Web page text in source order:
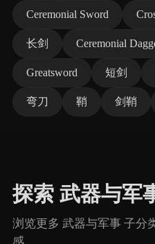
Ceremonial Sword
长剑 Ceremonial
Greatsword 短剑
弯刀 鞘 剑鞘
探索 武器与军
浏览更多 武器与军事 子分